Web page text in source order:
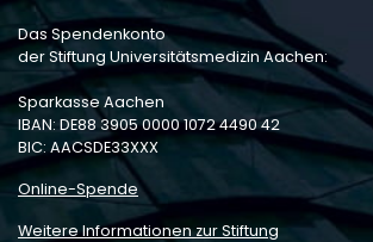
Das Spendenkonto
der Stiftung Universitätsmedizin Aachen:
Sparkasse Aachen
IBAN: DE88 3905 0000 1072 4490 42
BIC: AACSDE33XXX
Online-Spende
Weitere Informationen zur Stiftung